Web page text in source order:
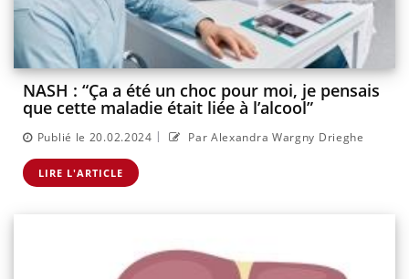
NASH : “Ça a été un choc pour moi, je pensais
que cette maladie était liée à l’alcool”
Publié le 20.02.2024 | Par Alexandra Wargny Drieghe
LIRE L'ARTICLE